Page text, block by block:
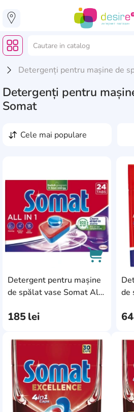
Detergenți pentru mașine de
Detergenți pentru
Somat
cele mai populare
Detergent pentru mașine
de spălat vase Somat All
185lei
de